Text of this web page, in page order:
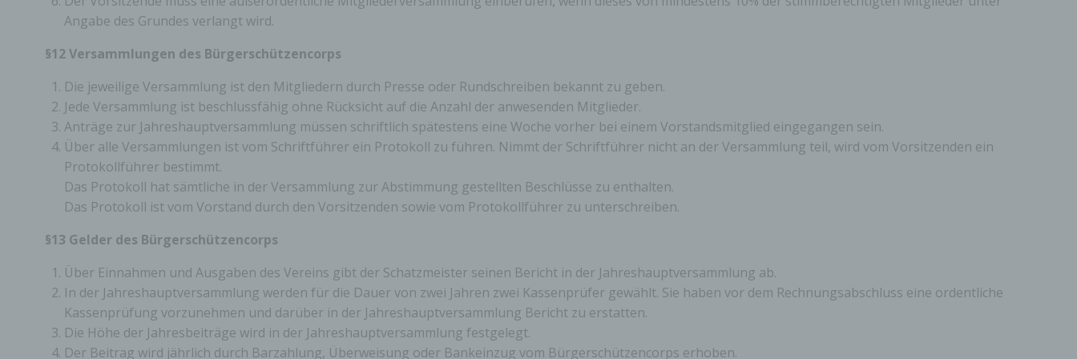
Angabe des Grundes verlangt wird.
§12 Versammlungen des Bürgerschützencorps
Die jeweilige Versammlung ist den Mitgliedern durch Presse oder Rundschreiben bekannt zu geben.
Jede Versammlung ist beschlussfähig ohne Rücksicht auf die Anzahl der anwesenden Mitglieder.
Anträge zur Jahreshauptversammlung müssen schriftlich spätestens eine Woche vorher bei einem Vorstandsmitglied eingegangen sein.
Über alle Versammlungen ist vom Schriftführer ein Protokoll zu führen. Nimmt der Schriftführer nicht an der Versammlung teil, wird vom Vorsitzenden ein
Protokollführer bestimmt.
Das Protokoll hat sämtliche in der Versammlung zur Abstimmung gestellten Beschlüsse zu enthalten.
Das Protokoll ist vom Vorstand durch den Vorsitzenden sowie vom Protokollführer zu unterschreiben.
§13 Gelder des Bürgerschützencorps
Über Einnahmen und Ausgaben des Vereins gibt der Schatzmeister seinen Bericht in der Jahreshauptversammlung ab.
In der Jahreshauptversammlung werden für die Dauer von zwei Jahren zwei Kassenprüfer gewählt. Sie haben vor dem Rechnungsabschluss eine ordentliche
Kassenprüfung vorzunehmen und darüber in der Jahreshauptversammlung Bericht zu erstatten.
Die Höhe der Jahresbeiträge wird in der Jahreshauptversammlung festgelegt.
Der Beitrag wird jährlich durch Barzahlung, Überweisung oder Bankeinzug vom Bürgerschützencorps erhoben.
Einschränkung der Verarbeitung ist die Markierung gespeicherter
personenbezogener Daten mit dem Ziel, ihre künftige Verarbeitung
einzuschränken.
e) Profiling
Profiling ist jede Art der automatisierten Verarbeitung personenbezogener
Daten, die darin besteht, dass diese personenbezogenen Daten verwendet
werden, um bestimmte persönliche Aspekte, die sich auf eine natürliche
dieser natürlichen Person zu analysieren oder vorherzusagen.
f) Pseudonymisierung